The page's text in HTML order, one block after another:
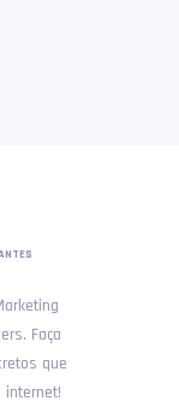
Faça
que
internet!